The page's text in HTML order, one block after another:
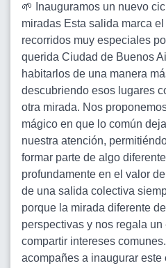
🌱 Inauguramos un nuevo
miradas Esta salida marca
recorridos muy especiales
querida Ciudad de Buenos
habitarlos de una manera
descubriendo esos lugares
otra mirada. Nos
mágico en que lo común
nuestra atención,
formar parte de algo
profundamente en el valor
de una salida colectiva
porque la mirada diferente
perspectivas y nos regala
compartir intereses
acompañes a inaugurar este